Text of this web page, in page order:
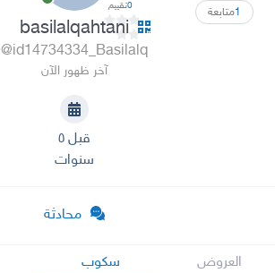
1متابعة 0تقييم
basilalqahtani
@id14734334_Basilalq
آخر ظهور الآن
قبل ٥
سنوات
محادثة
العروض سكوب